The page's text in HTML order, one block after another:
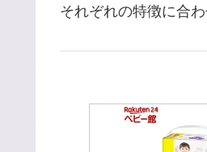
それぞれの特徴に合